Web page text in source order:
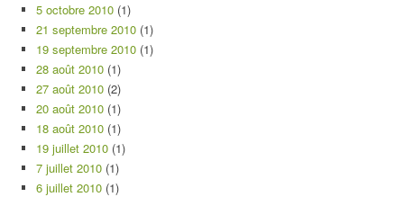
5 octobre 2010 (1)
21 septembre 2010 (1)
19 septembre 2010 (1)
28 août 2010 (1)
27 août 2010 (2)
20 août 2010 (1)
18 août 2010 (1)
19 juillet 2010 (1)
7 juillet 2010 (1)
6 juillet 2010 (1)